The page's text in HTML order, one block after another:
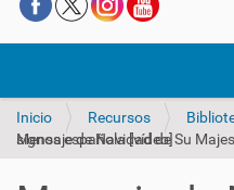
Inicio Recursos
Mensaje de Navidad de Su Majestad el Rey, en lengua de signos española [vídeo]